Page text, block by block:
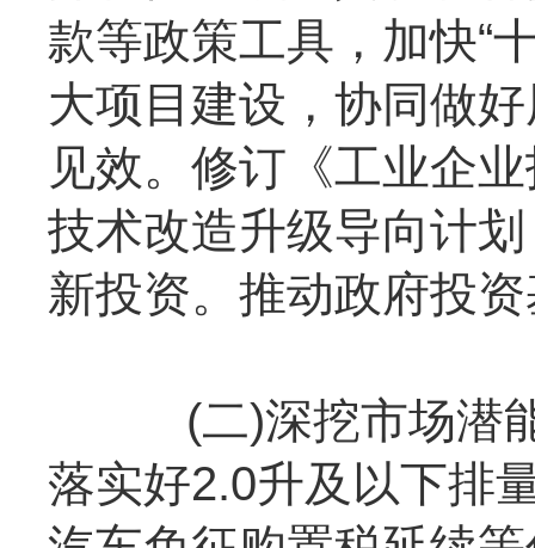
款等政策工具，加快“
大项目建设，协同做
见效。修订《工业企
技术改造升级导向计
新投资。推动政府投
(二)深挖市场潜能
落实好2.0升及以下排